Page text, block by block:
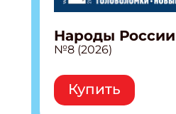
Народы России
№8 (2026)
Купить